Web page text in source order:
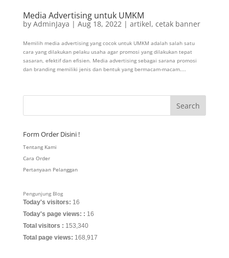
Media Advertising untuk UMKM
by AdminJaya | Aug 18, 2022| artikel, cetak banner
Memilih media advertising yang cocok untuk UMKM adalah salah satu
cara yang dilakukan pelaku usaha agar promosi yang dilakukan tepat
sasaran, efektif dan efisien. Media advertising sebagai sarana promosi
dan branding memiliki jenis dan bentuk yang bermacam-macam....
Form Order Disini !
Tentang Kami
Cara Order
Pertanyaan Pelanggan
Pengunjung Blog
Today's visitors: 16
Today's page views: : 16
Total visitors : 153,340
Total page views: 168,917